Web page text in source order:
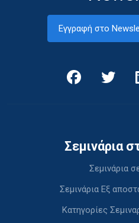
Εγγραφή στο
Σεμινάρια
Σεμινάρια
Σεμινάρια Εξ
Κατηγορίες